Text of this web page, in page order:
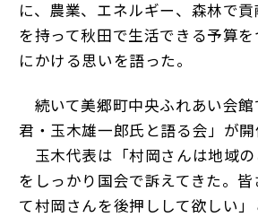
に、農業、エネルギー、森林で
を持って秋田で生活できる予算
にかける思いを語った。
続いて美郷町中央ふれあい会館
君・玉木雄一郎氏と語る会」が開
玉木代表は「村岡さんは地域の
をしっかり国会で訴えてきた。
て村岡さんを後押しして欲しい」